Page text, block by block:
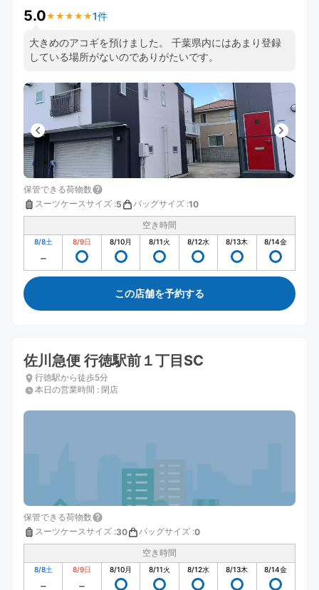
5.0★ ★ ★ ★ ★
★ ★ ★ ★ ★1件
大きめのアコギを預けました。 千葉県内にはあまり登録
している場所がないのでありがたいです。
保管できる荷物数
スーツケースサイズ :5 バッグサイズ :10
空き時間
8/8土 8/9日 8/10月 8/11火 8/12水 8/13木 8/14金
この店舗を予約する
佐川急便 行徳駅前１丁目SC
行徳駅から徒歩5分
本日の営業時間 : 閉店
保管できる荷物数
スーツケースサイズ :30 バッグサイズ :0
空き時間
8/8土 8/9日 8/10月 8/11火 8/12水 8/13木 8/14金